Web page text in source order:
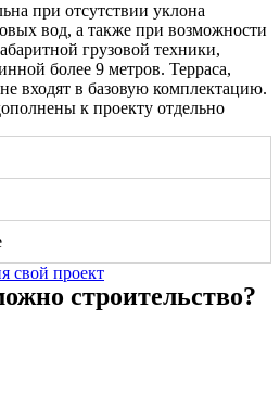
при отсутствии уклона
вод, а также при возможности
грузовой техники,
более 9 метров. Терраса,
входят в базовую комплектацию.
к проекту отдельно
свой проект
строительство?